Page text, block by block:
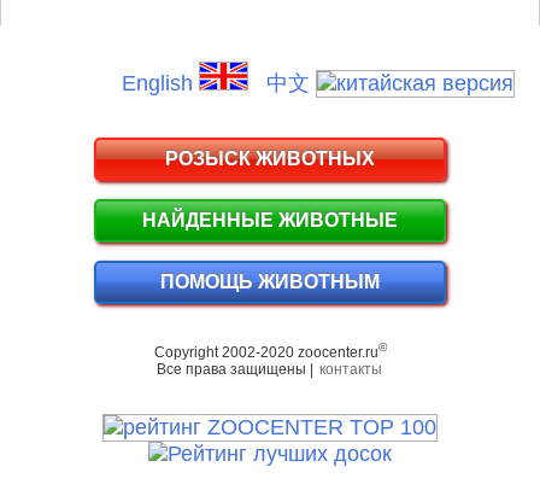
English 中文
РОЗЫСК ЖИВОТНЫХ
НАЙДЕННЫЕ ЖИВОТНЫЕ
ПОМОЩЬ ЖИВОТНЫМ
Copyright 2002-2020 zoocenter.ru©
Все права защищены | контакты